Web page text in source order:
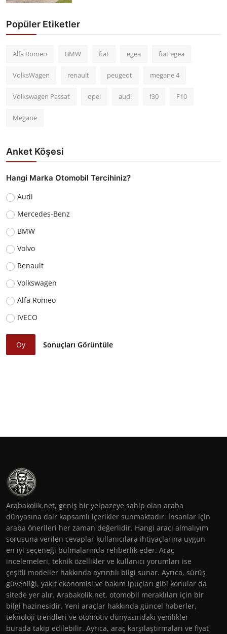
Popüler Etiketler
Alfa Romeo BMW fiat egea fiat egea
VolksWagen renault peugeot megane 4
Volkswagen Passat opel audi f30 F10
Megane
Anket Köşesi
Hangi Marka Otomobil Tercihiniz?
Audi
Mercedes-Benz
BMW
Volvo
Renault
Volkswagen
Alfa Romeo
IVECO
Oy Sonuçları Görüntüle
Arabakolik.net, geniş bir yelpazeye sahip olan araba
dünyasına dair kapsamlı içerikler sunmaktadır. İnsanlar için
araba önerileri her zaman değerlidir. Hangi aracı almalıyım
sorusuna verilen cevaplar kullanıcılara ihtiyaçlarına uygun
en iyi seçeneği bulmalarında rehberlik eder. Araç
incelemeleri, teknik özellikler ve kullanıcı yorumları ise
çeşitli modeller hakkında ayrıntılı bilgi sunar. Ayrıca, sürüş
güvenliği, yakıt ekonomisi ve bakım ipuçları gibi konular da
sitede yer alır. Arabakolik.net, otomobil meraklıları için bir
bilgi hazinesidir. Yeni araçlar hakkında güncel haberler,
teknoloji trendleri ve otomotiv dünyasındaki yenilikler
burada takip edilebilir. Ayrıca, araç karşılaştırmaları ve fiyat